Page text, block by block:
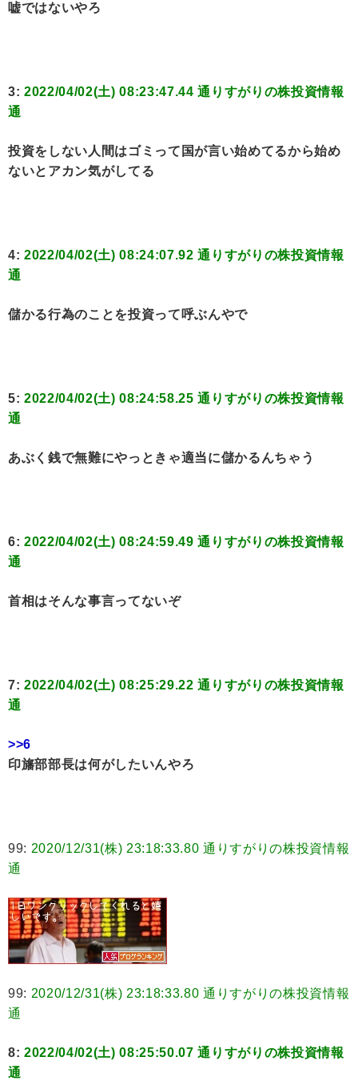
嘘ではないやろ
3: 2022/04/02(土) 08:23:47.44 通りすがりの株投資情報
通
投資をしない人間はゴミって国が言い始めてるから始め
ないとアカン気がしてる
4: 2022/04/02(土) 08:24:07.92 通りすがりの株投資情報
通
儲かる行為のことを投資って呼ぶんやで
5: 2022/04/02(土) 08:24:58.25 通りすがりの株投資情報
通
あぶく銭で無難にやっときゃ適当に儲かるんちゃう
6: 2022/04/02(土) 08:24:59.49 通りすがりの株投資情報
通
首相はそんな事言ってないぞ
7: 2022/04/02(土) 08:25:29.22 通りすがりの株投資情報
通
>>6
印旛部部長は何がしたいんやろ
99: 2020/12/31(株) 23:18:33.80 通りすがりの株投資情報
通
99: 2020/12/31(株) 23:18:33.80 通りすがりの株投資情報
通
8: 2022/04/02(土) 08:25:50.07 通りすがりの株投資情報
通